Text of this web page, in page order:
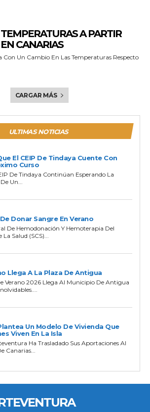
A PARTIR
CANARIAS
Con Un Cambio En Las Temperaturas Respecto
CARGAR MÁS
ULTIMAS NOTICIAS
El CEIP De Tindaya Cuente Con
Curso
De Tindaya Continúan Esperando La
Un...
Donar Sangre En Verano
De Hemodonación Y Hemoterapia Del
Salud (SCS)...
Llega A La Plaza De Antigua
Verano 2026 Llega Al Municipio De Antigua
Un Modelo De Vivienda Que
Viven En La Isla
Ha Trasladado Sus Aportaciones Al
Canarias...